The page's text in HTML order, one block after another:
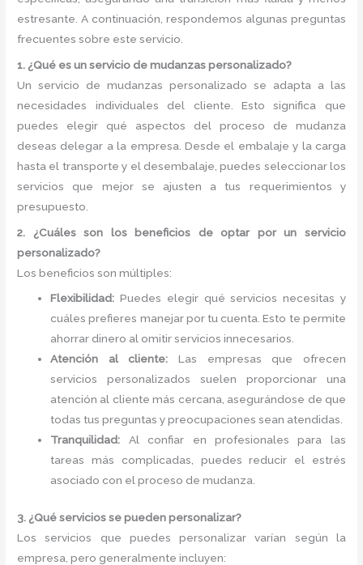
estresante. A continuación, respondemos algunas preguntas
frecuentes sobre este servicio.
1. ¿Qué es un servicio de mudanzas personalizado?
Un servicio de mudanzas personalizado se adapta a las
necesidades individuales del cliente. Esto significa que
puedes elegir qué aspectos del proceso de mudanza
deseas delegar a la empresa. Desde el embalaje y la carga
hasta el transporte y el desembalaje, puedes seleccionar los
servicios que mejor se ajusten a tus requerimientos y
presupuesto.
2. ¿Cuáles son los beneficios de optar por un servicio
personalizado?
Los beneficios son múltiples:
Flexibilidad: Puedes elegir qué servicios necesitas y
cuáles prefieres manejar por tu cuenta. Esto te permite
ahorrar dinero al omitir servicios innecesarios.
Atención al cliente: Las empresas que ofrecen
servicios personalizados suelen proporcionar una
atención al cliente más cercana, asegurándose de que
todas tus preguntas y preocupaciones sean atendidas.
Tranquilidad: Al confiar en profesionales para las
tareas más complicadas, puedes reducir el estrés
asociado con el proceso de mudanza.
3. ¿Qué servicios se pueden personalizar?
Los servicios que puedes personalizar varían según la
empresa, pero generalmente incluyen: